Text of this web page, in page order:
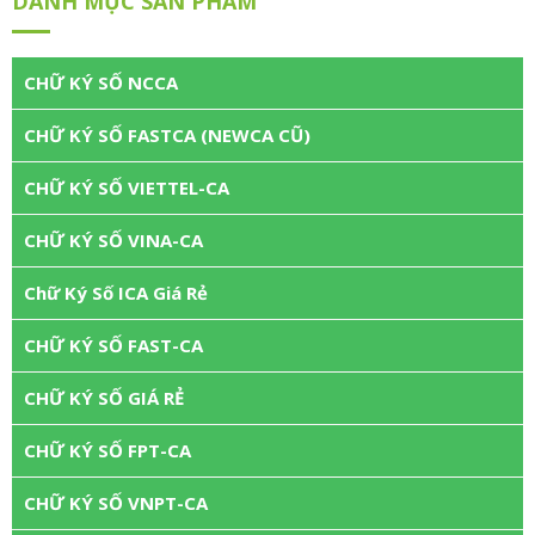
CHỮ KÝ SỐ NCCA
CHỮ KÝ SỐ FASTCA (NEWCA CŨ)
CHỮ KÝ SỐ VIETTEL-CA
CHỮ KÝ SỐ VINA-CA
Chữ Ký Số ICA Giá Rẻ
CHỮ KÝ SỐ FAST-CA
CHỮ KÝ SỐ GIÁ RẺ
CHỮ KÝ SỐ FPT-CA
CHỮ KÝ SỐ VNPT-CA